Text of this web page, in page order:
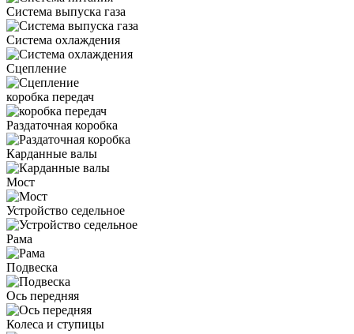
Система выпуска газа
Система охлаждения
Сцепление
коробка передач
Раздаточная коробка
Карданные валы
Мост
Устройство седельное
Рама
Подвеска
Ось передняя
Колеса и ступицы